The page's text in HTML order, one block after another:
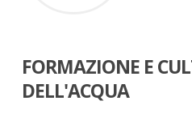
FORMAZIONE E
DELL'ACQUA